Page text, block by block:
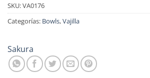
SKU:VA0176
Categorías: Bowls,Vajilla
Sakura